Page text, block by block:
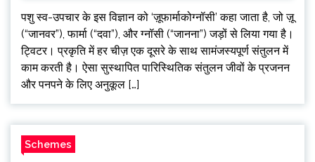
पशु स्व-उपचार के इस विज्ञान को ‘ज़ूफार्माकोग्नॉसी’ कहा जाता है, जो ज़ू
(“जानवर”), फार्मा (“दवा”), और ग्नॉसी (“जानना”) जड़ों से लिया गया है।
ट्विटर। प्रकृति में हर चीज़ एक दूसरे के साथ सामंजस्यपूर्ण संतुलन में
काम करती है। ऐसा सुस्थापित पारिस्थितिक संतुलन जीवों के प्रजनन
और पनपने के लिए अनुकूल […]
Schemes